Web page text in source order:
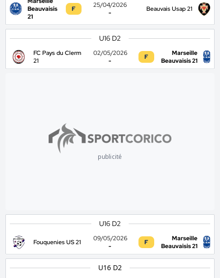
Beauvaisis
21
F
25/04/2026
-
Beauvais Usap 21
U16 D2
FC Pays du Clerm
21
02/05/2026
-
F
Marseille
Beauvaisis 21
publicité
U16 D2
Fouquenies US 21
09/05/2026
-
F
Marseille
Beauvaisis 21
U16 D2